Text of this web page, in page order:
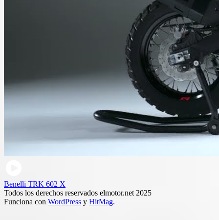
Benelli TRK 602 X
Todos los derechos reservados elmotor.net 2025
Funciona con WordPress y HitMag.